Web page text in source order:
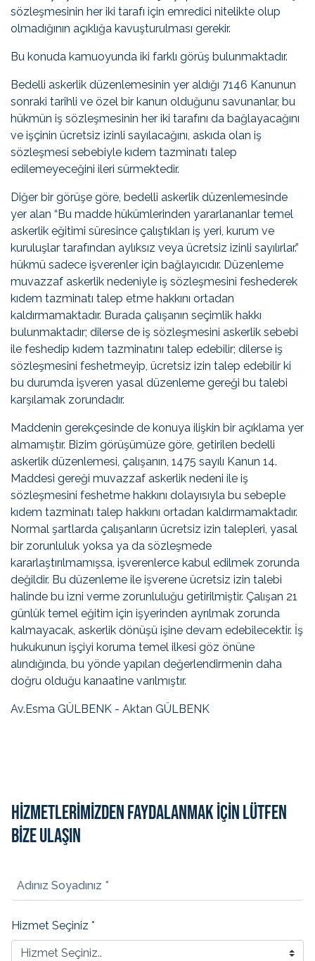
sözleşmesinin her iki tarafı için emredici nitelikte olup
olmadığının açıklığa kavuşturulması gerekir.
Bu konuda kamuoyunda iki farklı görüş bulunmaktadır.
Bedelli askerlik düzenlemesinin yer aldığı 7146 Kanunun
sonraki tarihli ve özel bir kanun olduğunu savunanlar, bu
hükmün iş sözleşmesinin her iki tarafını da bağlayacağını
ve işçinin ücretsiz izinli sayılacağını, askıda olan iş
sözleşmesi sebebiyle kıdem tazminatı talep
edilemeyeceğini ileri sürmektedir.
Diğer bir görüşe göre, bedelli askerlik düzenlemesinde
yer alan “Bu madde hükümlerinden yararlananlar temel
askerlik eğitimi süresince çalıştıkları iş yeri, kurum ve
kuruluşlar tarafından aylıksız veya ücretsiz izinli sayılırlar.”
hükmü sadece işverenler için bağlayıcıdır. Düzenleme
muvazzaf askerlik nedeniyle iş sözleşmesini feshederek
kıdem tazminatı talep etme hakkını ortadan
kaldırmamaktadır. Burada çalışanın seçimlik hakkı
bulunmaktadır; dilerse de iş sözleşmesini askerlik sebebi
ile feshedip kıdem tazminatını talep edebilir; dilerse iş
sözleşmesini feshetmeyip, ücretsiz izin talep edebilir ki
bu durumda işveren yasal düzenleme gereği bu talebi
karşılamak zorundadır.
Maddenin gerekçesinde de konuya ilişkin bir açıklama yer
almamıştır. Bizim görüşümüze göre, getirilen bedelli
askerlik düzenlemesi, çalışanın, 1475 sayılı Kanun 14.
Maddesi gereği muvazzaf askerlik nedeni ile iş
sözleşmesini feshetme hakkını dolayısıyla bu sebeple
kıdem tazminatı talep hakkını ortadan kaldırmamaktadır.
Normal şartlarda çalışanların ücretsiz izin talepleri, yasal
bir zorunluluk yoksa ya da sözleşmede
kararlaştırılmamışsa, işverenlerce kabul edilmek zorunda
değildir. Bu düzenleme ile işverene ücretsiz izin talebi
halinde bu izni verme zorunluluğu getirilmiştir. Çalışan 21
günlük temel eğitim için işyerinden ayrılmak zorunda
kalmayacak, askerlik dönüşü işine devam edebilecektir. İş
hukukunun işçiyi koruma temel ilkesi göz önüne
alındığında, bu yönde yapılan değerlendirmenin daha
doğru olduğu kanaatine varılmıştır.
Av.Esma GÜLBENK - Aktan GÜLBENK
HİZMETLERİMİZDEN FAYDALANMAK İÇİN LÜTFEN
BİZE ULAŞIN
Adınız Soyadınız *
Hizmet Seçiniz *